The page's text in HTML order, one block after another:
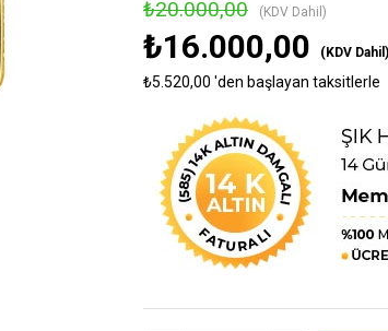
₺20.000,00 (KDV Dahil)
₺16.000,00 (KDV Dahil)
₺5.520,00 'den başlayan taksitlerle